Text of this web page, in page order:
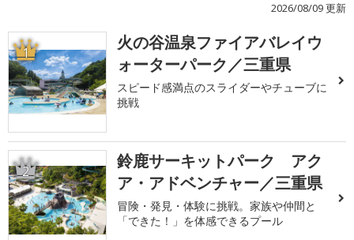
2026/08/09 更新
1
火の谷温泉ファイアバレイウ
ォーターパーク／三重県
スピード感満点のスライダーやチューブに
挑戦
2
鈴鹿サーキットパーク アク
ア・アドベンチャー／三重県
冒険・発見・体験に挑戦。家族や仲間と
「できた！」を体感できるプール